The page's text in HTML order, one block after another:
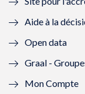
Aide à la
Open data
Graal -
Mon Compte